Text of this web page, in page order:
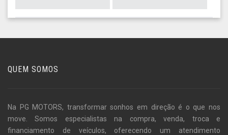
QUEM SOMOS
Na PG MOTORS, transformar sonhos em direção é o que nos
move. Somos especialistas na compra, venda, troca e
financiamento de veículos, oferecendo um atendimento